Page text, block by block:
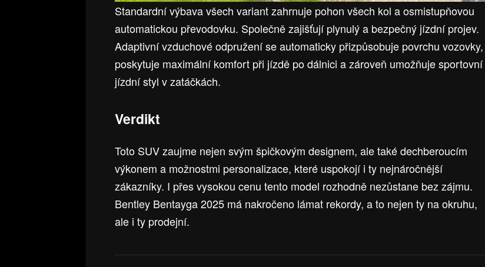
Standardní výbava všech variant zahrnuje pohon všech kol a osmistupňovou
automatickou převodovku. Společně zajišťují plynulý a bezpečný jízdní projev.
Adaptivní vzduchové odpružení se automaticky přizpůsobuje povrchu vozovky,
poskytuje maximální komfort při jízdě po dálnici a zároveň umožňuje sportovní
jízdní styl v zatáčkách.
Verdikt
Toto SUV zaujme nejen svým špičkovým designem, ale také dechberoucím
výkonem a možnostmi personalizace, které uspokojí i ty nejnáročnější
zákazníky. I přes vysokou cenu tento model rozhodně nezůstane bez zájmu.
Bentley Bentayga 2025 má nakročeno lámat rekordy, a to nejen ty na okruhu,
ale i ty prodejní.